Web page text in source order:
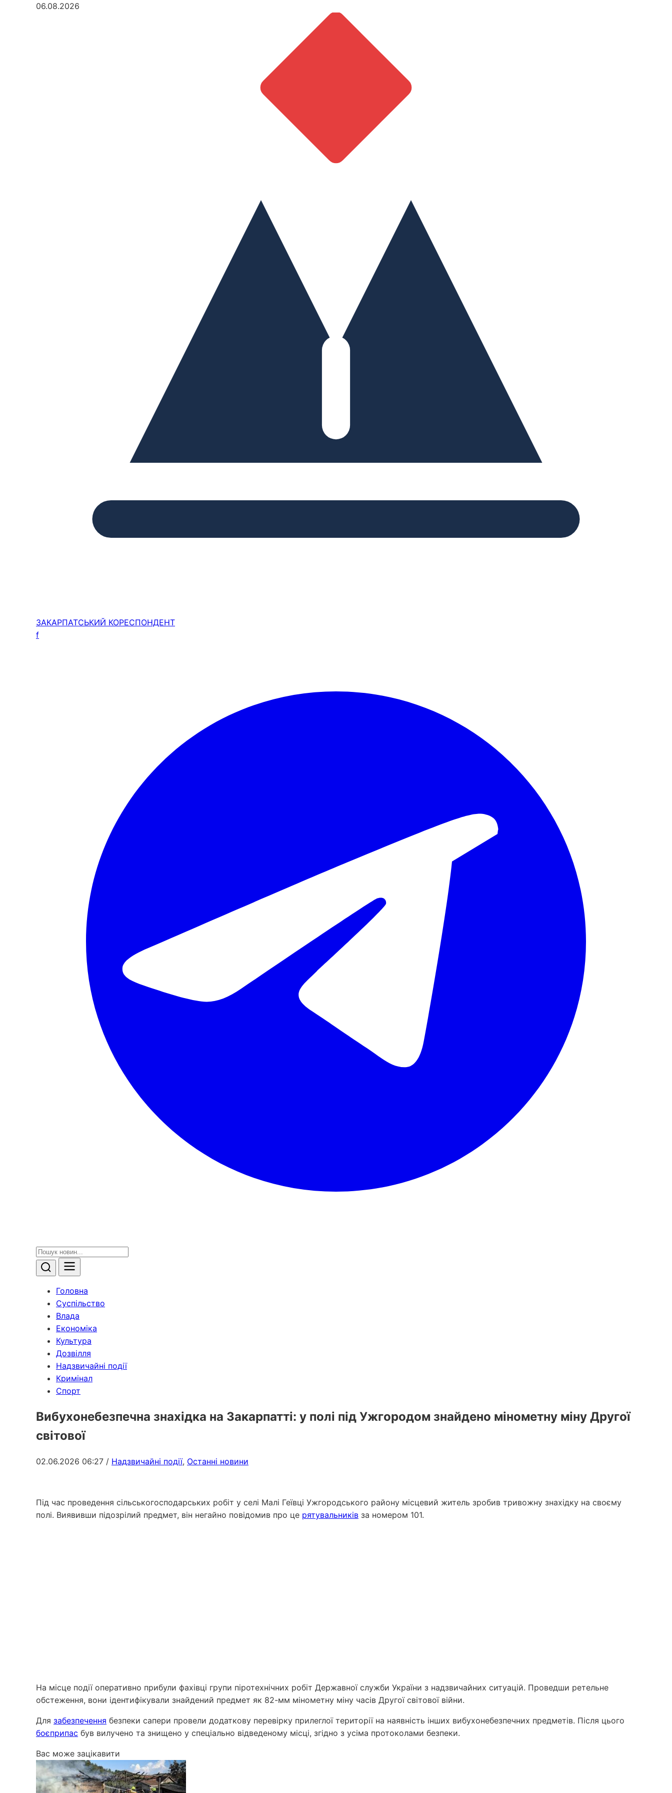
06.08.2026
ЗАКАРПАТСЬКИЙ КОРЕСПОНДЕНТ
f
Головна
Суспільство
Влада
Економіка
Культура
Дозвілля
Надзвичайні події
Кримінал
Спорт
Вибухонебезпечна знахідка на Закарпатті: у полі під Ужгородом знайдено мінометну міну Другої
світової
02.06.2026 06:27 / Надзвичайні події, Останні новини
Під час проведення сільськогосподарських робіт у селі Малі Геївці Ужгородського району місцевий житель зробив тривожну знахідку на своєму
полі. Виявивши підозрілий предмет, він негайно повідомив про це рятувальників за номером 101.
На місце події оперативно прибули фахівці групи піротехнічних робіт Державної служби України з надзвичайних ситуацій. Проведши ретельне
обстеження, вони ідентифікували знайдений предмет як 82-мм мінометну міну часів Другої світової війни.
Для забезпечення безпеки сапери провели додаткову перевірку прилеглої території на наявність інших вибухонебезпечних предметів. Після цього
боєприпас був вилучено та знищено у спеціально відведеному місці, згідно з усіма протоколами безпеки.
Вас може зацікавити